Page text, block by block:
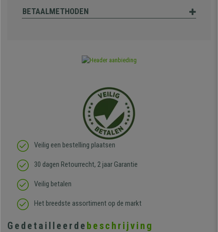
BETAALMETHODEN
Veilig een bestelling plaatsen
30 dagen Retourrecht, 2 jaar Garantie
Veilig betalen
Het breedste assortiment op de markt
Gedetailleerde beschrijving